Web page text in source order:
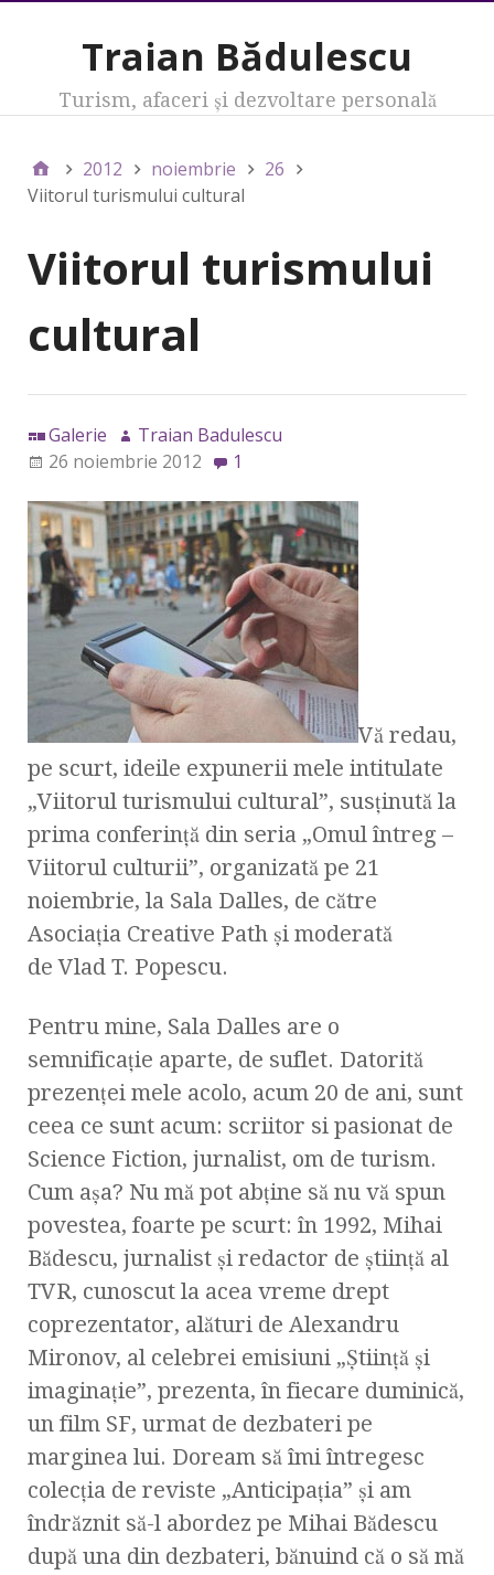
Traian Bădulescu
Turism, afaceri şi dezvoltare personală
2012 noiembrie
26
Viitorul turismului cultural
Viitorul turismului
cultural
Galerie
Traian Badulescu
26 noiembrie 2012
1
Vă redau,
pe scurt, ideile expunerii mele intitulate
„Viitorul turismului cultural”, susţinută la
prima conferinţă din seria „Omul întreg –
Viitorul culturii”, organizată pe 21
noiembrie, la Sala Dalles, de către
Asociaţia Creative Path şi moderată
de Vlad T. Popescu.
Pentru mine, Sala Dalles are o
semnificaţie aparte, de suflet. Datorită
prezenţei mele acolo, acum 20 de ani, sunt
ceea ce sunt acum: scriitor si pasionat de
Science Fiction, jurnalist, om de turism.
Cum aşa? Nu mă pot abţine să nu vă spun
povestea, foarte pe scurt: în 1992, Mihai
Bădescu, jurnalist şi redactor de ştiinţă al
TVR, cunoscut la acea vreme drept
coprezentator, alături de Alexandru
Mironov, al celebrei emisiuni „Ştiinţă şi
imaginaţie”, prezenta, în fiecare duminică,
un film SF, urmat de dezbateri pe
marginea lui. Doream să îmi întregesc
colecţia de reviste „Anticipaţia” şi am
îndrăznit să-l abordez pe Mihai Bădescu
după una din dezbateri, bănuind că o să mă